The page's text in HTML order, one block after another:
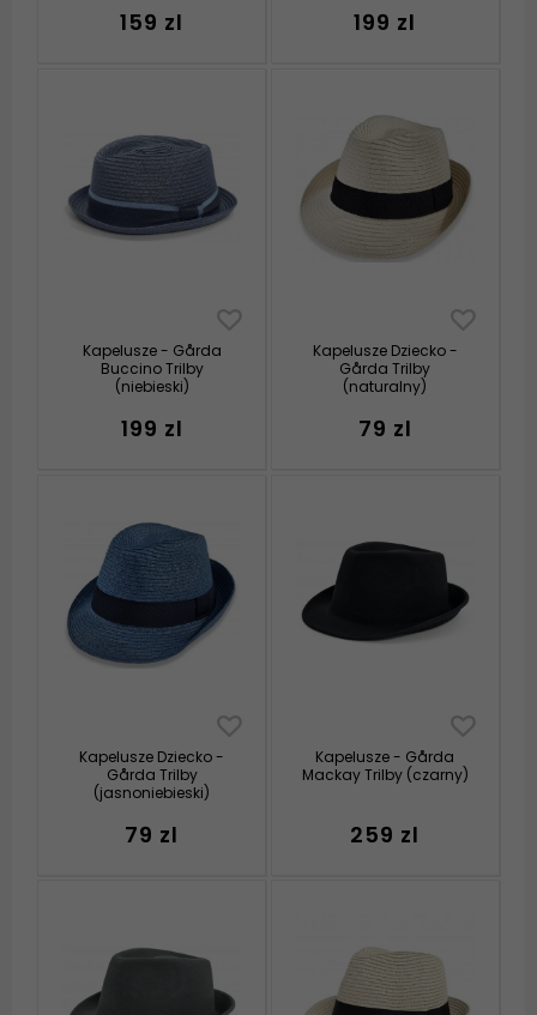
159 zl 199 zl
Kapelusze - Gårda
Buccino Trilby
(niebieski)
199 zl
Kapelusze Dziecko -
Gårda Trilby
(naturalny)
79 zl
Kapelusze Dziecko -
Gårda Trilby
(jasnoniebieski)
79 zl
Kapelusze - Gårda
Mackay Trilby (czarny)
259 zl